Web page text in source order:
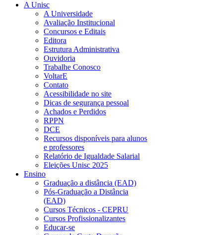
A Unisc
A Universidade
Avaliação Institucional
Concursos e Editais
Editora
Estrutura Administrativa
Ouvidoria
Trabalhe Conosco
VoltarE
Contato
Acessibilidade no site
Dicas de segurança pessoal
Achados e Perdidos
RPPN
DCE
Recursos disponíveis para alunos
e professores
Relatório de Igualdade Salarial
Eleições Unisc 2025
Ensino
Graduação a distância (EAD)
Pós-Graduação a Distância
(EAD)
Cursos Técnicos - CEPRU
Cursos Profissionalizantes
Educar-se